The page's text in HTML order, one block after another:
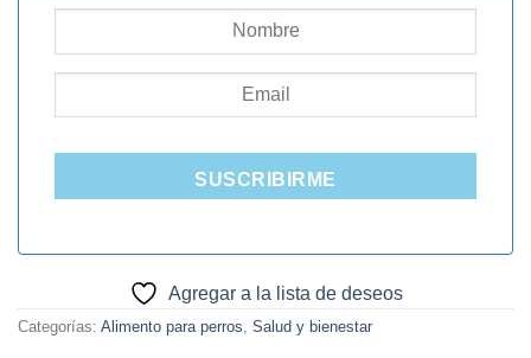
SUSCRIBIRME
Agregar a la lista de deseos
Categorías: Alimento para perros Salud y bienestar